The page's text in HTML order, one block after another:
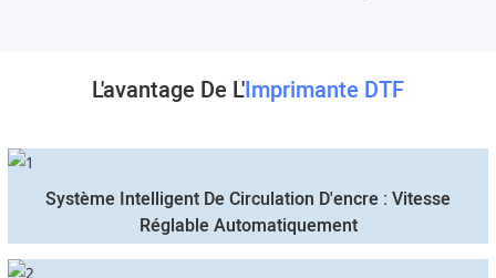
L'avantage De L'Imprimante DTF
Système Intelligent De Circulation D'encre : Vitesse
Réglable Automatiquement